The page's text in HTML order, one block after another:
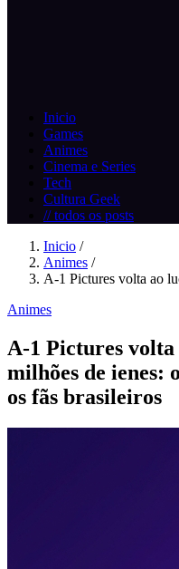
Inicio
Games
Animes
Cinema e Series
Tech
Cultura Geek
// todos os posts
Inicio /
Animes /
A-1 Pictures volta ao
Animes
A-1 Pictures
milhões de ienes:
os fãs brasileiros